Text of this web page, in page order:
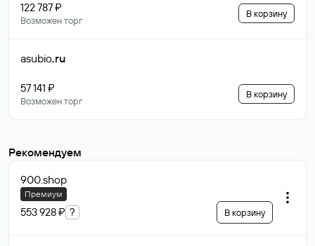
122 787 ₽
Возможен торг
В корзину
asubio.ru
57 141 ₽
Возможен торг
В корзину
Рекомендуем
900.shop
Премиум
553 928 ₽ ? В корзину